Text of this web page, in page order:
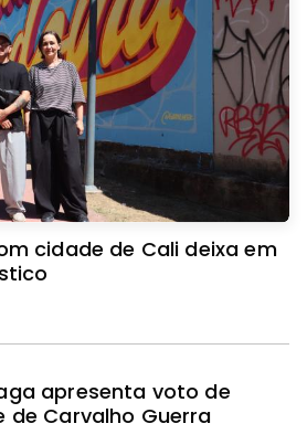
de Cali deixa em
apresenta voto de
de Carvalho Guerra